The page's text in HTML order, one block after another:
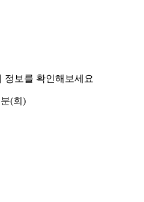
정보를 확인해보세요
(회)